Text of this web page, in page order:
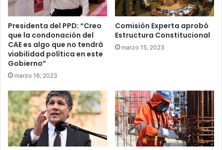
Presidenta del PPD: “Creo
que la condonación del
CAE es algo que no tendrá
viabilidad política en este
Gobierno”
marzo 16, 2023
Comisión Experta aprobó
Estructura Constitucional
marzo 15, 2023